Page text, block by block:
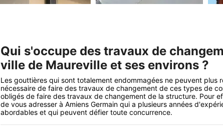
Qui s'occupe des travaux de
ville de Maureville et ses environs ?
Les gouttières qui sont totalement endommagées ne peuvent plus
nécessaire de faire des travaux de changement de ces types de
obligés de faire des travaux de changement de la structure. Pour
de vous adresser à Amiens Germain qui a plusieurs années
abordables et qui peuvent défier toute concurrence.